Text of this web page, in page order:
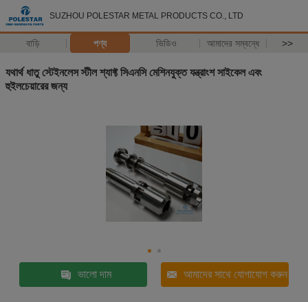
SUZHOU POLESTAR METAL PRODUCTS CO., LTD
বাড়ি পণ্য ভিডিও আমাদের সম্বন্ধে >>
যথার্থ ধাতু স্টেইনলেস স্টীল শ্যাফ্ট সিএনসি মেশিনযুক্ত যন্ত্রাংশ সাইকেল এবং
হুইলচেয়ারের জন্য
ভালো দাম আমাদের সাথে যোগাযোগ করুন